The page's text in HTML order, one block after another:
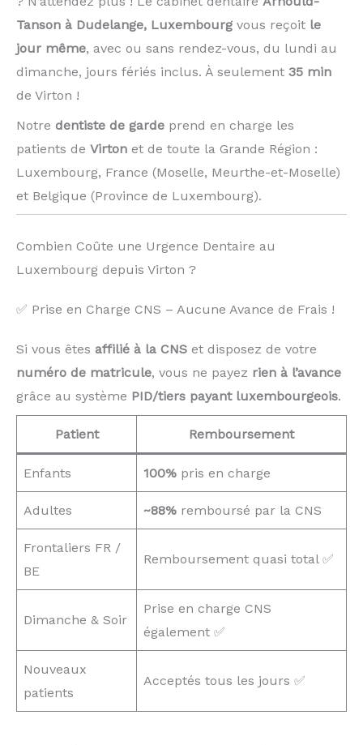
Tanson à Dudelange, Luxembourg vous reçoit le
jour même, avec ou sans rendez-vous, du lundi au
dimanche, jours fériés inclus. À seulement 35 min
de Virton !
Notre dentiste de garde prend en charge les
patients de Virton et de toute la Grande Région :
Luxembourg, France (Moselle, Meurthe-et-Moselle)
et Belgique (Province de Luxembourg). ️
Combien Coûte une Urgence Dentaire au
Luxembourg depuis Virton ?
✅ Prise en Charge CNS – Aucune Avance de Frais !
Si vous êtes affilié à la CNS et disposez de votre
numéro de matricule, vous ne payez rien à l’avance
grâce au système PID/tiers payant luxembourgeois.
Patient Remboursement
Enfants 100% pris en charge
Adultes ~88% remboursé par la CNS
Frontaliers FR /
BE
Remboursement quasi total ✅
Dimanche & Soir
Prise en charge CNS
également ✅
Nouveaux
patients
Acceptés tous les jours ✅